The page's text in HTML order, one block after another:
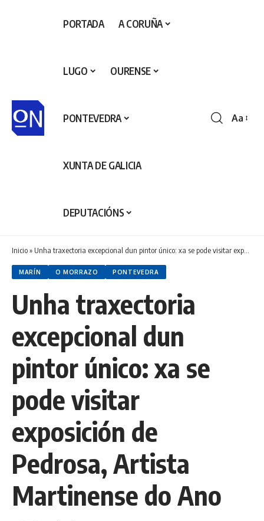
PORTADA A CORUÑA
LUGO OURENSE
PONTEVEDRA
XUNTA DE GALICIA
DEPUTACIÓNS
Aa
Inicio» Unha traxectoria excepcional dun pintor único: xa se pode visitar exposición de Pedrosa, Artista Martinense do Ano
MARÍN O MORRAZO PONTEVEDRA
Unha traxectoria
excepcional dun
pintor único: xa se
pode visitar
exposición de
Pedrosa, Artista
Martinense do Ano